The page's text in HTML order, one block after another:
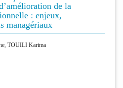
de la
: enjeux,
managériaux
TOUILI Karima